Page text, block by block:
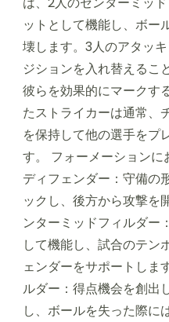
ットとして機能し、ボー
壊します。3人のアタッ
ジションを入れ替えるこ
彼らを効果的にマークす
たストライカーは通常、
を保持して他の選手をプ
す。 フォーメーション
ディフェンダー：守備の
ックし、後方から攻撃を
ンターミッドフィルダー
して機能し、試合のテン
ェンダーをサポートしま
ルダー：得点機会を創出
し、ボールを失った際に